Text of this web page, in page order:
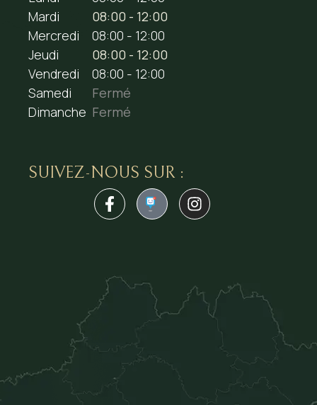
Mardi
08:00 - 12:00
Mercredi
08:00 - 12:00
Jeudi
08:00 - 12:00
Vendredi
08:00 - 12:00
Samedi
Fermé
Dimanche Fermé
SUIVEZ-NOUS SUR :
1